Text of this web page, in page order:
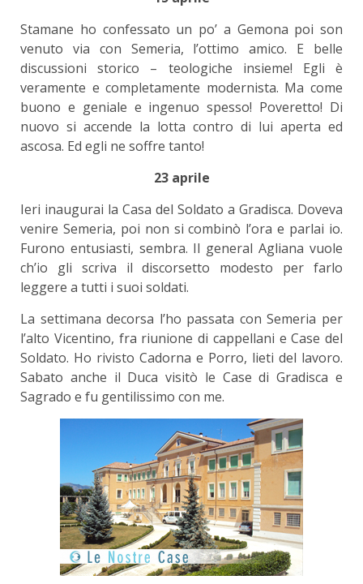
Stamane ho confessato un po’ a Gemona poi son
venuto via con Semeria, l’ottimo amico. E belle
discussioni storico – teologiche insieme! Egli è
veramente e completamente modernista. Ma come
buono e geniale e ingenuo spesso! Poveretto! Di
nuovo si accende la lotta contro di lui aperta ed
ascosa. Ed egli ne soffre tanto!
23 aprile
Ieri inaugurai la Casa del Soldato a Gradisca. Doveva
venire Semeria, poi non si combinò l’ora e parlai io.
Furono entusiasti, sembra. Il general Agliana vuole
ch’io gli scriva il discorsetto modesto per farlo
leggere a tutti i suoi soldati.
La settimana decorsa l’ho passata con Semeria per
l’alto Vicentino, fra riunione di cappellani e Case del
Soldato. Ho rivisto Cadorna e Porro, lieti del lavoro.
Sabato anche il Duca visitò le Case di Gradisca e
Sagrado e fu gentilissimo con me.